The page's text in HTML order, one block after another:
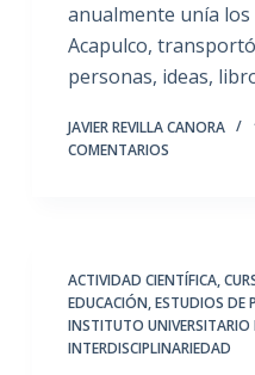
anualmente unía
Acapulco,
personas, ideas,
JAVIER REVILLA CANORA
COMENTARIOS
ACTIVIDAD CIENTÍFICA,
EDUCACIÓN,ESTUDIOS DE
INSTITUTO UNIVERSITARIO
INTERDISCIPLINARIEDAD